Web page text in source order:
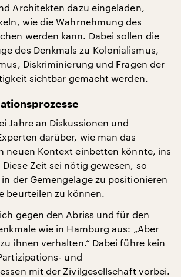
Architekten dazu eingeladen,
wie die Wahrnehmung des
werden kann. Dabei sollen die
des Denkmals zu Kolonialismus,
Diskriminierung und Fragen der
sichtbar gemacht werden.
Jahre an Diskussionen und
darüber, wie man das
neuen Kontext einbetten könnte, ins
Zeit sei nötig gewesen, so
der Gemengelage zu positionieren
beurteilen zu können.
gegen den Abriss und für den
wie in Hamburg aus: „Aber
ihnen verhalten.“ Dabei führe kein
und
mit der Zivilgesellschaft vorbei.